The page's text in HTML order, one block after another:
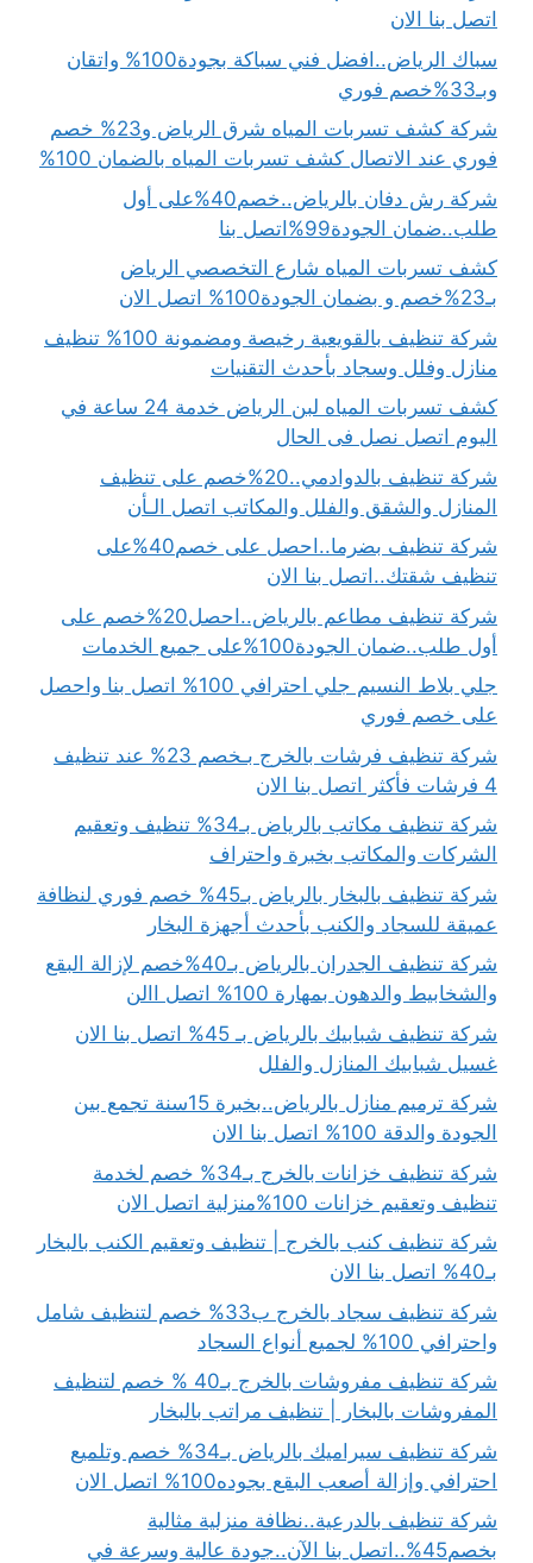
اتصل بنا الان
سباك الرياض..افضل فني سباكة بجودة100% واتقان
وبـ33%خصم فوري
شركة كشف تسربات المياه شرق الرياض و23% خصم
فوري عند الاتصال كشف تسربات المياه بالضمان 100%
شركة رش دفان بالرياض..خصم40%على أول
طلب..ضمان الجودة99%اتصل بنا
كشف تسربات المياه شارع التخصصي الرياض
بـ23%خصم و بضمان الجودة100% اتصل الان
شركة تنظيف بالقويعية رخيصة ومضمونة 100% تنظيف
منازل وفلل وسجاد بأحدث التقنيات
كشف تسربات المياه لبن الرياض خدمة 24 ساعة في
اليوم اتصل نصل فى الحال
شركة تنظيف بالدوادمي..20%خصم على تنظيف
المنازل والشقق والفلل والمكاتب اتصل الـأن
شركة تنظيف بضرما..احصل على خصم40%على
تنظيف شقتك..اتصل بنا الان
شركة تنظيف مطاعم بالرياض..احصل20%خصم على
أول طلب..ضمان الجودة100%على جميع الخدمات
جلي بلاط النسيم جلي احترافي 100% اتصل بنا واحصل
على خصم فوري
شركة تنظيف فرشات بالخرج بـخصم 23% عند تنظيف
4 فرشات فأكثر اتصل بنا الان
شركة تنظيف مكاتب بالرياض بـ34% تنظيف وتعقيم
الشركات والمكاتب بخبرة واحتراف
شركة تنظيف بالبخار بالرياض بـ45% خصم فوري لنظافة
عميقة للسجاد والكنب بأحدث أجهزة البخار
شركة تنظيف الجدران بالرياض بـ40%خصم لإزالة البقع
والشخابيط والدهون بمهارة 100% اتصل االن
شركة تنظيف شبابيك بالرياض بـ 45% اتصل بنا الان
غسيل شبابيك المنازل والفلل
شركة ترميم منازل بالرياض..بخبرة 15سنة تجمع بين
الجودة والدقة 100% اتصل بنا الان
شركة تنظيف خزانات بالخرج بـ34% خصم لخدمة
تنظيف وتعقيم خزانات 100%منزلية اتصل الان
شركة تنظيف كنب بالخرج | تنظيف وتعقيم الكنب بالبخار
بـ40% اتصل بنا الان
شركة تنظيف سجاد بالخرج ب33% خصم لتنظيف شامل
واحترافي 100% لجميع أنواع السجاد
شركة تنظيف مفروشات بالخرج بـ40 % خصم لتنظيف
المفروشات بالبخار | تنظيف مراتب بالبخار
شركة تنظيف سيراميك بالرياض بـ34% خصم وتلميع
احترافي وإزالة أصعب البقع بجوده100% اتصل الان
شركة تنظيف بالدرعية..نظافة منزلية مثالية
بخصم45%..اتصل بنا الآن..جودة عالية وسرعة في